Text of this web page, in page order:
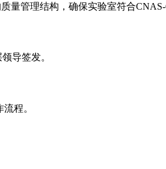
管理结构，确保实验室符合CNAS-
导签发。
程。